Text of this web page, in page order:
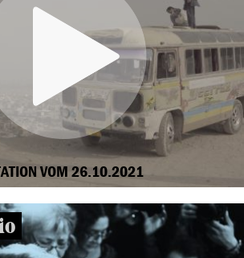
VOM 26.10.2021